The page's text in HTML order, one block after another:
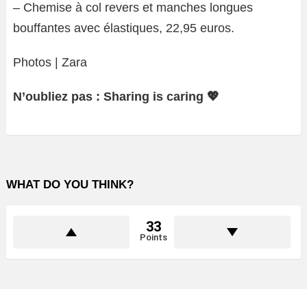
– Chemise à col revers et manches longues
bouffantes avec élastiques, 22,95 euros.
Photos | Zara
N’oubliez pas : Sharing is caring 💖
WHAT DO YOU THINK?
33
Points